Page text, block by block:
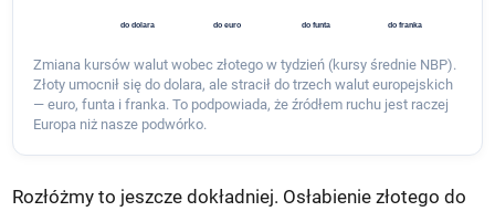
do dolara do euro do funta do franka
Zmiana kursów walut wobec złotego w tydzień (kursy średnie NBP).
Złoty umocnił się do dolara, ale stracił do trzech walut europejskich
— euro, funta i franka. To podpowiada, że źródłem ruchu jest raczej
Europa niż nasze podwórko.
Rozłóżmy to jeszcze dokładniej. Osłabienie złotego do